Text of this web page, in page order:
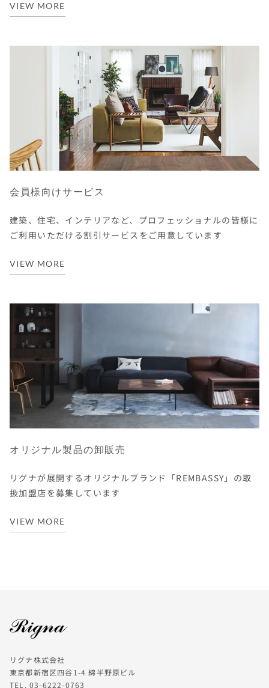
VIEW MORE
会員様向けサービス
建築、住宅、インテリアなど、プロフェッショナルの皆様に
ご利用いただける割引サービスをご用意しています
VIEW MORE
オリジナル製品の卸販売
リグナが展開するオリジナルブランド「REMBASSY」の取
扱加盟店を募集しています
VIEW MORE
リグナ株式会社
東京都新宿区四谷1-4 綿半野原ビル
TEL. 03-6222-0763